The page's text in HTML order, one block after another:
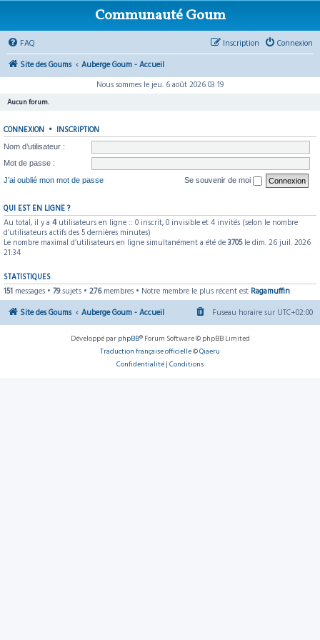
Communauté Goum
FAQ Connexion
Inscription
Site des Goums
Auberge Goum - Accueil
Nous sommes le jeu. 6 août 2026 03:19
Aucun forum.
CONNEXION • INSCRIPTION
Nom d’utilisateur :
Mot de passe :
J’ai oublié mon mot de passe
Se souvenir de moi
QUI EST EN LIGNE ?
Au total, il y a 4utilisateurs en ligne :: 0 inscrit, 0 invisible et 4 invités (selon le nombre
d’utilisateurs actifs des 5 dernières minutes)
Le nombre maximal d’utilisateurs en ligne simultanément a été de 3705le dim. 26 juil. 2026
21:34
STATISTIQUES
151 messages • 79sujets • 276membres • Notre membre le plus récent est Ragamuffin
Site des Goums Auberge Goum - Accueil Fuseau horaire sur UTC+02:00
Développé par phpBB® Forum Software © phpBB Limited
Traduction française officielle©Qiaeru
Confidentialité | Conditions